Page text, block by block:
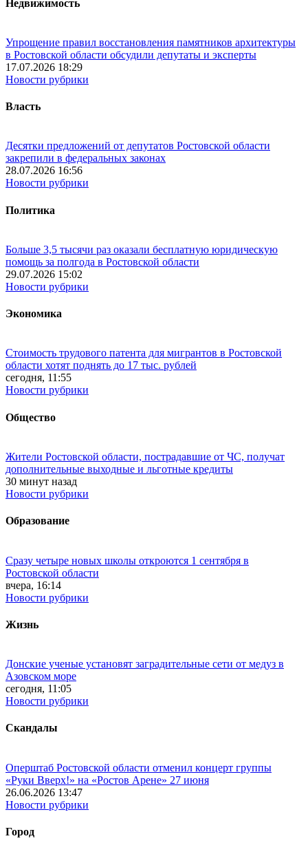
Недвижимость
Упрощение правил восстановления памятников архитектуры
в Ростовской области обсудили депутаты и эксперты
17.07.2026 18:29
Новости рубрики
Власть
Десятки предложений от депутатов Ростовской области
закрепили в федеральных законах
28.07.2026 16:56
Новости рубрики
Политика
Больше 3,5 тысячи раз оказали бесплатную юридическую
помощь за полгода в Ростовской области
29.07.2026 15:02
Новости рубрики
Экономика
Стоимость трудового патента для мигрантов в Ростовской
области хотят поднять до 17 тыс. рублей
сегодня, 11:55
Новости рубрики
Общество
Жители Ростовской области, пострадавшие от ЧС, получат
дополнительные выходные и льготные кредиты
30 минут назад
Новости рубрики
Образование
Сразу четыре новых школы откроются 1 сентября в
Ростовской области
вчера, 16:14
Новости рубрики
Жизнь
Донские ученые установят заградительные сети от медуз в
Азовском море
сегодня, 11:05
Новости рубрики
Скандалы
Оперштаб Ростовской области отменил концерт группы
«Руки Вверх!» на «Ростов Арене» 27 июня
26.06.2026 13:47
Новости рубрики
Город